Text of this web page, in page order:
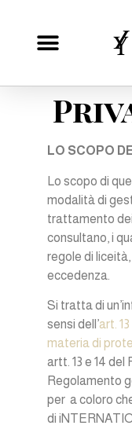
LO SCOPO
Lo scopo di
modalità di
trattamento
consultano, i
regole di
eccedenza.
Si tratta di
sensi dell’art.
materia di
artt. 13 e 14 del
Regolamento
per a coloro
di